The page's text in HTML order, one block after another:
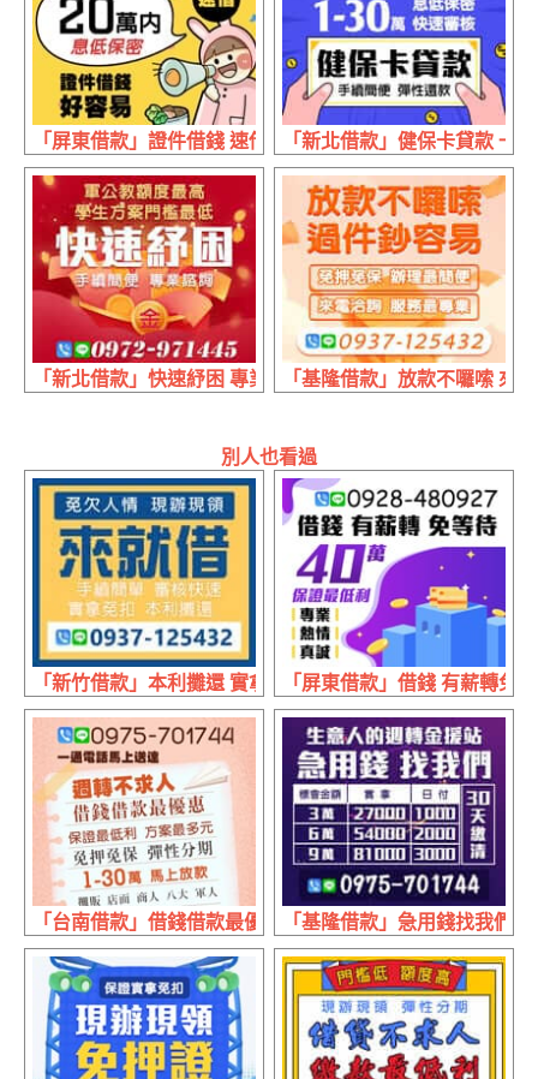
「屏東借款」證件借錢 速借好容易 | 20萬內 息低保密
「新北借款」健保卡貸款 一
「新北借款」快速紓困 專業諮詢 | 軍公教額度最高 門檻最低
「基隆借款」放款不囉嗦 來
別人也看過
「新竹借款」本利攤還 實拿免扣 | 來就借 免欠人情現辦現領
「屏東借款」借錢 有薪轉免
「台南借款」借錢借款最優惠 保證最低利 | 1~30萬 週轉不
「基隆借款」急用錢找我們